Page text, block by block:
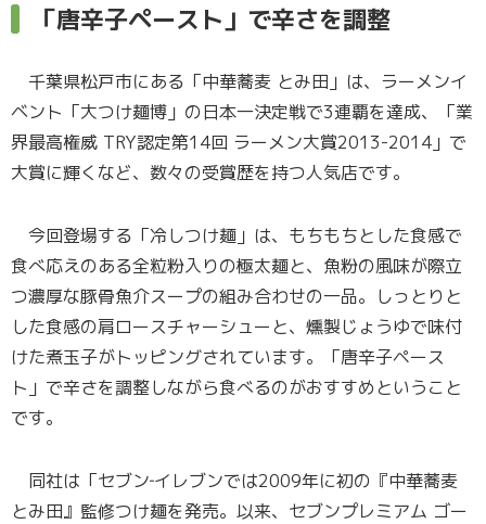
「唐辛子ペースト」で辛さを調整
千葉県松戸市にある「中華蕎麦 とみ田」は、ラーメンイ
ベント「大つけ麺博」の日本一決定戦で3連覇を達成、「業
界最高権威 TRY認定第14回 ラーメン大賞2013-2014」で
大賞に輝くなど、数々の受賞歴を持つ人気店です。
今回登場する「冷しつけ麺」は、もちもちとした食感で
食べ応えのある全粒粉入りの極太麺と、魚粉の風味が際立
つ濃厚な豚骨魚介スープの組み合わせの一品。しっとりと
した食感の肩ロースチャーシューと、燻製じょうゆで味付
けた煮玉子がトッピングされています。「唐辛子ペース
ト」で辛さを調整しながら食べるのがおすすめということ
です。
同社は「セブン‐イレブンでは2009年に初の『中華蕎麦
とみ田』監修つけ麺を発売。以来、セブンプレミアム ゴー